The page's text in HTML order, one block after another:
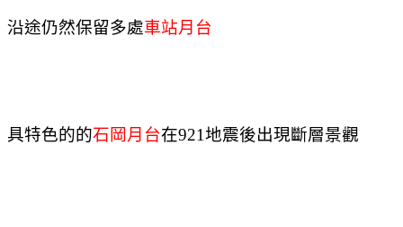
沿途仍然保留多處車站月台
具特色的的石岡月台在921地震後出現斷層景觀